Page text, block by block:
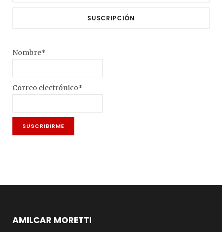
SUSCRIPCIÓN
Nombre*
Correo electrónico*
AMILCAR MORETTI